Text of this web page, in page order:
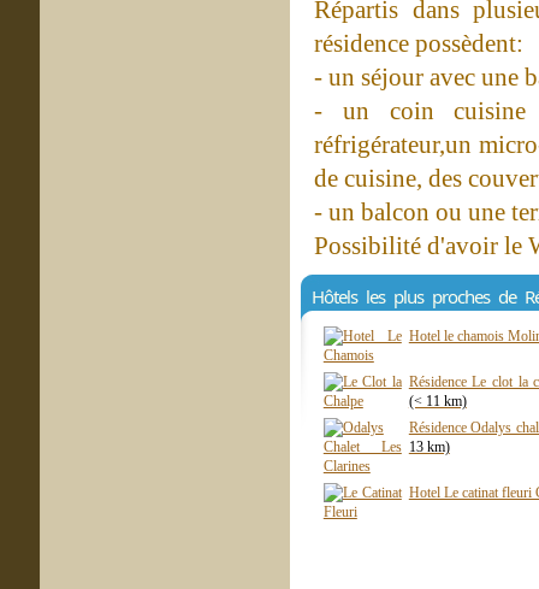
Répartis dans
résidence possèdent:
- un séjour avec une
- un coin cuisine
réfrigérateur,un
de cuisine, des
- un balcon ou une
Possibilité d'avoir le
Hôtels les plus proches de
Hotel le chamois
Résidence Le clot la
(< 11 km)
Résidence Odalys
13 km)
Hotel Le catinat fleuri